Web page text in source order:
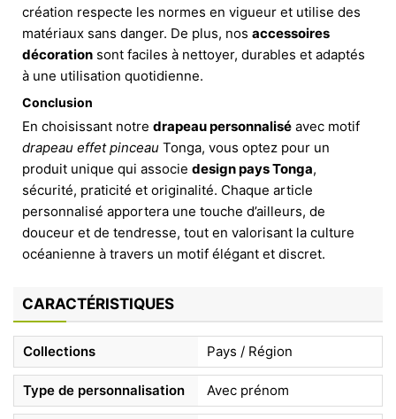
création respecte les normes en vigueur et utilise des
matériaux sans danger. De plus, nos accessoires
décoration sont faciles à nettoyer, durables et adaptés
à une utilisation quotidienne.
Conclusion
En choisissant notre drapeau personnalisé avec motif
drapeau effet pinceau Tonga, vous optez pour un
produit unique qui associe design pays Tonga,
sécurité, praticité et originalité. Chaque article
personnalisé apportera une touche d’ailleurs, de
douceur et de tendresse, tout en valorisant la culture
océanienne à travers un motif élégant et discret.
CARACTÉRISTIQUES
Collections Pays / Région
Type de personnalisation Avec prénom